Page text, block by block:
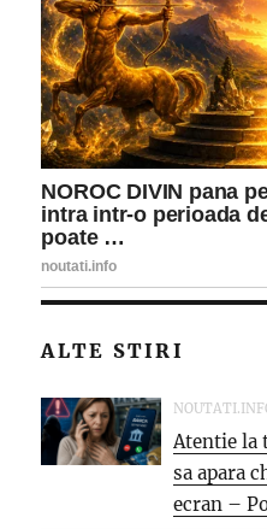
ALTE STIRI
Atentie la
sa apara
ecran –